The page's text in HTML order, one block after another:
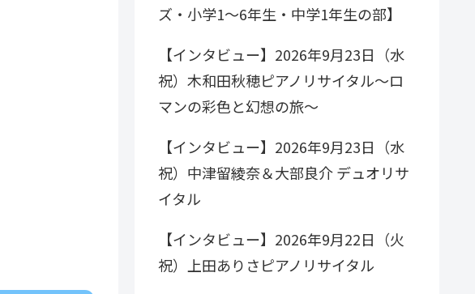
ズ・小学1～6年生・中学1年生の部】
【インタビュー】2026年9月23日（水
祝）木和田秋穂ピアノリサイタル～ロ
マンの彩色と幻想の旅～
【インタビュー】2026年9月23日（水
祝）中津留綾奈＆大部良介 デュオリサ
イタル
【インタビュー】2026年9月22日（火
祝）上田ありさピアノリサイタル